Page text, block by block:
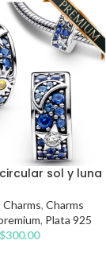
sol y luna
Charms, Charms
, Plata 925
$300.00